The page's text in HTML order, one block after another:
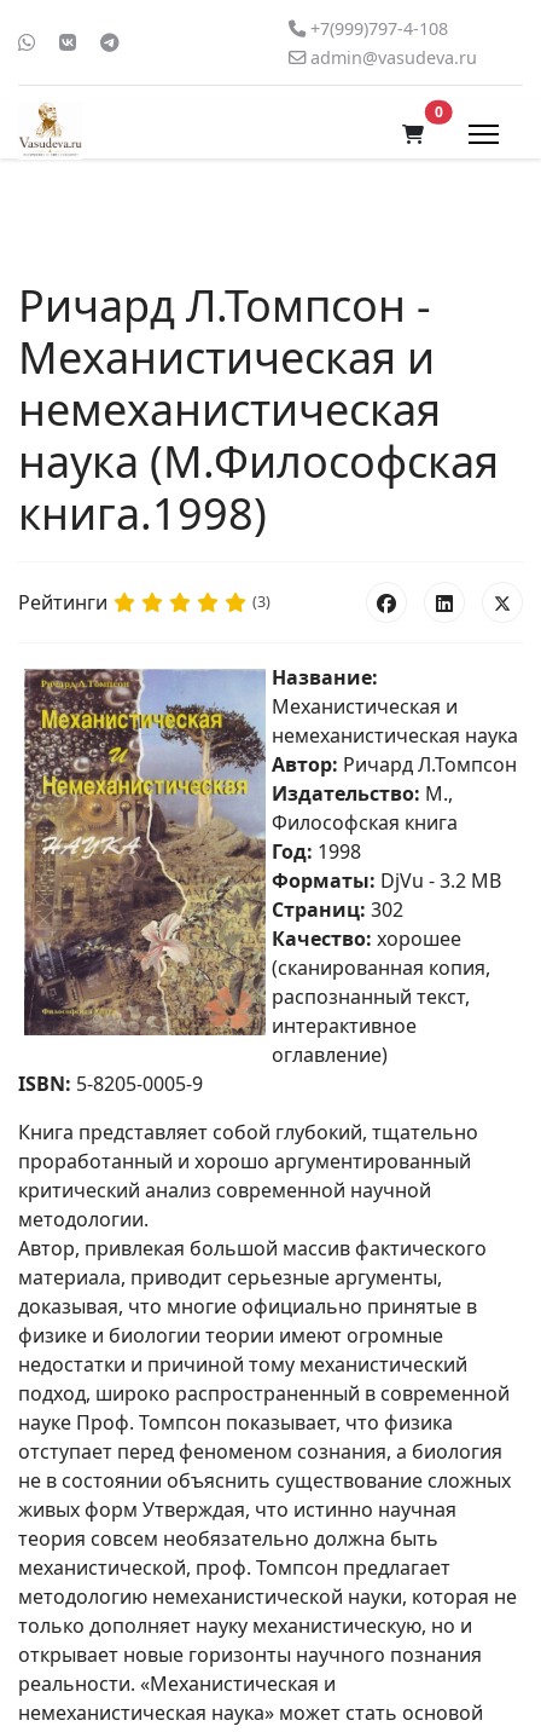
+7(999)797-4-108
admin@vasudeva.ru
0В корзину
Ричард Л.Томпсон -
Механистическая и
немеханистическая
наука (М.Философская
книга.1998)
Рейтинги (3)
Название:
Механистическая и
немеханистическая наука
Автор: Ричард Л.Томпсон
Издательство: М.,
Философская книга
Год: 1998
Форматы: DjVu - 3.2 MB
Страниц: 302
Качество: хорошее
(сканированная копия,
распознанный текст,
интерактивное
оглавление)
ISBN: 5-8205-0005-9
Книга представляет собой глубокий, тщательно
проработанный и хорошо аргументированный
критический анализ современной научной
методологии.
Автор, привлекая большой массив фактического
материала, приводит серьезные аргументы,
доказывая, что многие официально принятые в
физике и биологии теории имеют огромные
недостатки и причиной тому механистический
подход, широко распространенный в современной
науке Проф. Томпсон показывает, что физика
отступает перед феноменом сознания, а биология
не в состоянии объяснить существование сложных
живых форм Утверждая, что истинно научная
теория совсем необязательно должна быть
механистической, проф. Томпсон предлагает
методологию немеханистической науки, которая не
только дополняет науку механистическую, но и
открывает новые горизонты научного познания
реальности. «Механистическая и
немеханистическая наука» может стать основой